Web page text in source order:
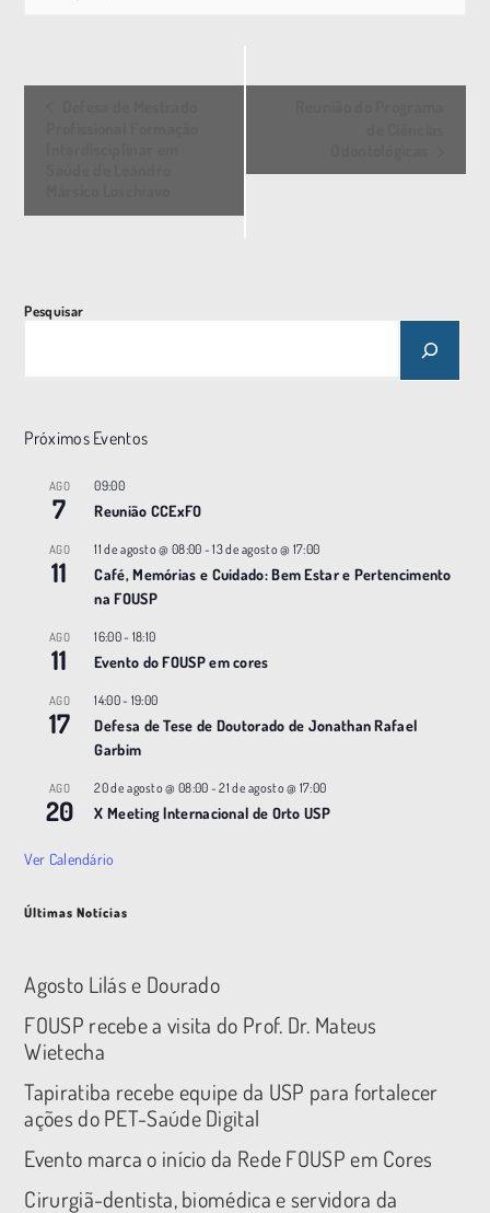
t
a
a
Pesquisar
Próximos Eventos
AGO
7
09:00
Reunião CCExFO
AGO
11
11 de agosto @ 08:00 -13 de agosto @ 17:00
Café, Memórias e Cuidado: Bem Estar e Pertencimento
na FOUSP
AGO
11
16:00- 18:10
Evento do FOUSP em cores
AGO
17
14:00- 19:00
Defesa de Tese de Doutorado de Jonathan Rafael
Garbim
AGO
20
20 de agosto @ 08:00 -21 de agosto @ 17:00
X Meeting |nternacional de Orto USP
Ver Calendário
Últimas Notícias
Agosto Lilás e Dourado
FOUSP recebe a visita do Prof. Dr. Mateus
Wietecha
Tapiratiba recebe equipe da USP para fortalecer
ações do PET-Saúde Digital
Evento marca o início da Rede FOUSP em Cores
Cirurgiã-dentista, biomédica e servidora da